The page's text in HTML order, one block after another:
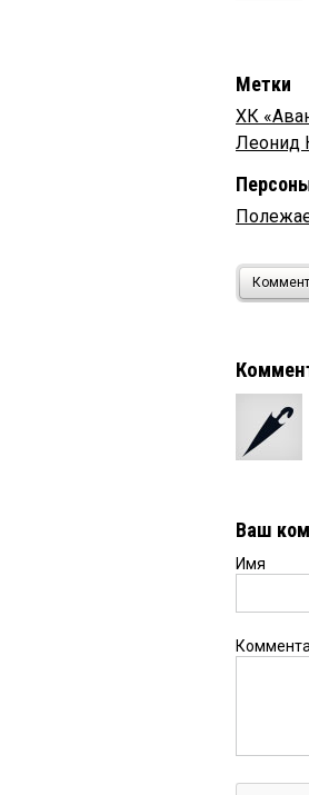
Метки
ХК
Леонид
Ваш
Имя